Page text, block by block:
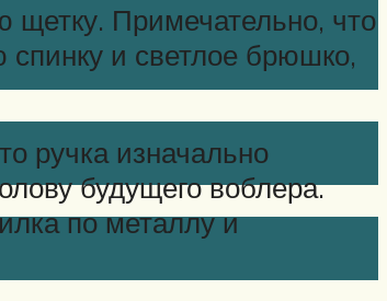
щетку. Примечательно, что
спинку и светлое брюшко,
ручка изначально
будущего воблера.
по металлу и